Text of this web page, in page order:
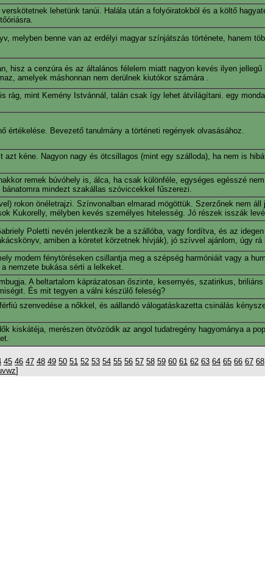
lehetünk tanúi. Halála után a folyóiratokból és a költő
melyben benne van az erdélyi magyar színjátszás története, hanem
hisz a cenzúra és az általános félelem miatt nagyon kevés ilyen jellegű
amelyek máshonnan nem derülnek kiutókor számára .
rág, mint Kemény Istvánnál, talán csak így lehet átvilágítani. egy
értékelése. Bevezető tanulmány a történeti regények olvasásához.
kéne. Nagyon nagy és ötcsillagos (mint egy szálloda), ha nem is
remek búvóhely is, álca, ha csak különféle, egységes egésszé
mindezt szakállas szóviccekkel fűszerezi.
rokon önéletrajzi. Színvonalban elmarad mögöttük. Szerzőnek nem áll
Kukorelly, mélyben kevés személyes hitelesség. Jó részek isszák
Poletti nevén jelentkezik be a szállóba, vagy fordítva, és az
amiben a köretet körzetnek hívják), jó szívvel ajánlom, úgy rá
modern fénytöréseken csillantja meg a szépség harmóniáit vagy a
nemzete bukása sérti a lelkeket.
A beltartalom káprázatosan őszinte, kesernyés, szatirikus,
És mit tegyen a válni készülő feleség?
szenvedése a nőkkel, és aállandó válogatáskazetta csinálás
kiskátéja, merészen ötvözödik az angol tudatregény hagyománya a
45 46 47 48 49 50 51 52 53 54 55 56 57 58 59 60 61 62 63 64 65 66 67 68
vwz]